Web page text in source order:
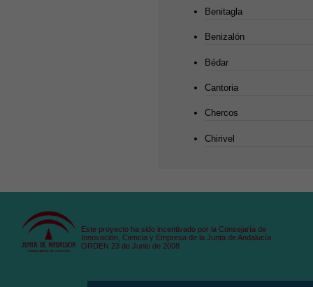
Benitagla
Benizalón
Bédar
Cantoria
Chercos
Chirivel
Este proyecto ha sido incentivado por la Consejaría de
Innovación, Ciencia y Empresa de la Junta de Andalucía
ORDEN 23 de Junio de 2008